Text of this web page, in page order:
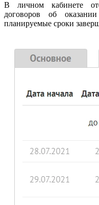
В личном кабинете
договоров об
планируемые сроки